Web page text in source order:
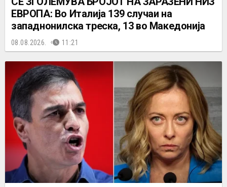
ЕВРОПА: Во Италија 139 случаи на
западнонилска треска, 13 во Македонија
08.08.2026. 11:21